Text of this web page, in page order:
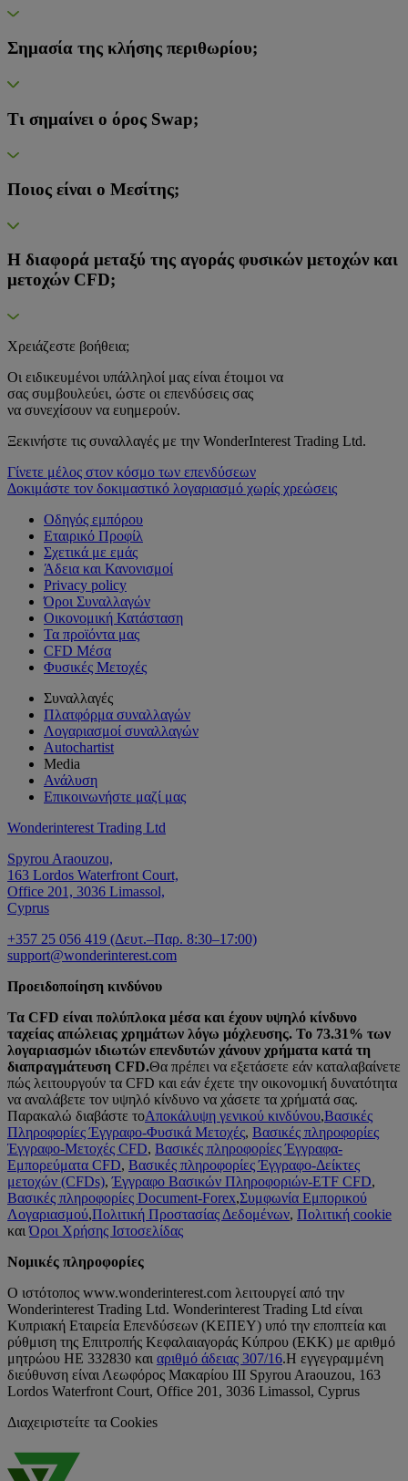
Σημασία της κλήσης περιθωρίου;
Τι σημαίνει ο όρος Swap;
Ποιος είναι ο Μεσίτης;
Η διαφορά μεταξύ της αγοράς φυσικών μετοχών και
μετοχών CFD;
Χρειάζεστε βοήθεια;
Οι ειδικευμένοι υπάλληλοί μας είναι έτοιμοι να
σας συμβουλεύει, ώστε οι επενδύσεις σας
να συνεχίσουν να ευημερούν.
Ξεκινήστε τις συναλλαγές με την WonderInterest Trading Ltd.
Γίνετε μέλος στον κόσμο των επενδύσεων
Δοκιμάστε τον δοκιμαστικό λογαριασμό χωρίς χρεώσεις
Οδηγός εμπόρου
Εταιρικό Προφίλ
Σχετικά με εμάς
Άδεια και Κανονισμοί
Privacy policy
Όροι Συναλλαγών
Οικονομική Κατάσταση
Τα προϊόντα μας
CFD Μέσα
Φυσικές Μετοχές
Συναλλαγές
Πλατφόρμα συναλλαγών
Λογαριασμοί συναλλαγών
Autochartist
Media
Ανάλυση
Επικοινωνήστε μαζί μας
Wonderinterest Trading Ltd
Spyrou Araouzou,
163 Lordos Waterfront Court,
Office 201, 3036 Limassol,
Cyprus
+357 25 056 419 (Δευτ.–Παρ. 8:30–17:00)
support@wonderinterest.com
Προειδοποίηση κινδύνου
Τα CFD είναι πολύπλοκα μέσα και έχουν υψηλό κίνδυνο
ταχείας απώλειας χρημάτων λόγω μόχλευσης. Το 73.31% των
λογαριασμών ιδιωτών επενδυτών χάνουν χρήματα κατά τη
διαπραγμάτευση CFD.Θα πρέπει να εξετάσετε εάν καταλαβαίνετε
πώς λειτουργούν τα CFD και εάν έχετε την οικονομική δυνατότητα
να αναλάβετε τον υψηλό κίνδυνο να χάσετε τα χρήματά σας.
Παρακαλώ διαβάστε τοΑποκάλυψη γενικού κινδύνου,Βασικές
Πληροφορίες Έγγραφο-Φυσικά Μετοχές, Βασικές πληροφορίες
Έγγραφο-Μετοχές CFD, Βασικές πληροφορίες Έγγραφα-
Εμπορεύματα CFD, Βασικές πληροφορίες Έγγραφο-Δείκτες
μετοχών (CFDs),Έγγραφο Βασικών Πληροφοριών-ΕTF CFD,
Βασικές πληροφορίες Document-Forex,Συμφωνία Εμπορικού
Λογαριασμού,Πολιτική Προστασίας Δεδομένων, Πολιτική cookie
καιΌροι Χρήσης Ιστοσελίδας
Νομικές πληροφορίες
Ο ιστότοπος www.wonderinterest.com λειτουργεί από την
Wonderinterest Trading Ltd. Wonderinterest Trading Ltd είναι
Κυπριακή Εταιρεία Επενδύσεων (ΚΕΠΕΥ) υπό την εποπτεία και
ρύθμιση της Επιτροπής Κεφαλαιαγοράς Κύπρου (ΕΚΚ) με αριθμό
μητρώου HE 332830 και αριθμό άδειας 307/16.Η εγγεγραμμένη
διεύθυνση είναι Λεωφόρος Μακαρίου ΙΙΙ Spyrou Araouzou, 163
Lordos Waterfront Court, Office 201, 3036 Limassol, Cyprus
Διαχειριστείτε τα Cookies